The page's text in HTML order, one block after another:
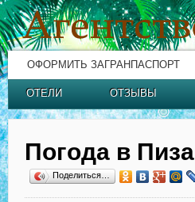
ОФОРМИТЬ ЗАГРАНПАСПОРТ
ОТЕЛИ ОТЗЫВЫ
Погода в Пиза
Поделиться…